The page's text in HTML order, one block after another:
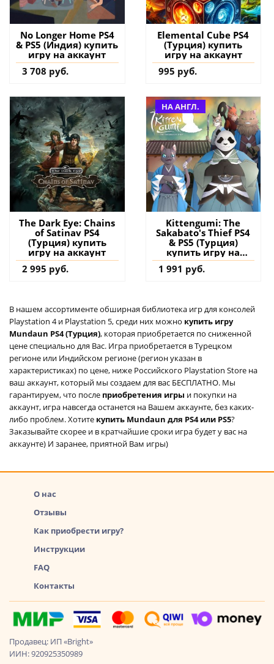
No Longer Home PS4
& PS5 (Индия) купить
игру на аккаунт
3 708 руб.
Elemental Cube PS4
(Турция) купить
игру на аккаунт
995 руб.
The Dark Eye: Chains
of Satinav PS4
(Турция) купить
игру на аккаунт
2 995 руб.
НА АНГЛ.
Kittengumi: The
Sakabato's Thief PS4
& PS5 (Турция)
купить игру на
аккаунт
1 991 руб.
В нашем ассортименте обширная библиотека игр для консолей
Playstation 4 и Playstation 5, среди них можно купить игру
Mundaun PS4 (Турция), которая приобретается по сниженной
цене специально для Вас. Игра приобретается в Турецком
регионе или Индийском регионе (регион указан в
характеристиках) по цене, ниже Российского Playstation Store на
ваш аккаунт, который мы создаем для вас БЕСПЛАТНО. Мы
гарантируем, что после приобретения игры и покупки на
аккаунт, игра навсегда останется на Вашем аккаунте, без каких-
либо проблем. Хотите купить Mundaun для PS4 или PS5?
Заказывайте скорее и в кратчайшие сроки игра будет у вас на
аккаунте) И заранее, приятной Вам игры)
О нас
Отзывы
Как приобрести игру?
Инструкции
FAQ
Контакты
Продавец: ИП «Bright»
ИИН: 920925350989